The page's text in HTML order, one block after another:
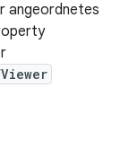
angeordnetes